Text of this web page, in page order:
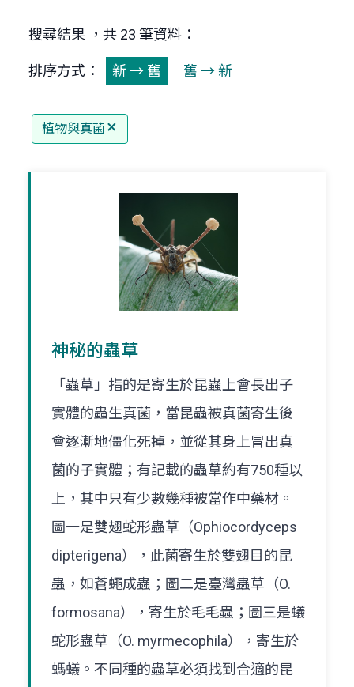
搜尋結果 ，共 23 筆資料：
排序方式： 新 → 舊 舊 → 新
植物與真菌
神秘的蟲草
「蟲草」指的是寄生於昆蟲上會長出子
實體的蟲生真菌，當昆蟲被真菌寄生後
會逐漸地僵化死掉，並從其身上冒出真
菌的子實體；有記載的蟲草約有750種以
上，其中只有少數幾種被當作中藥材。
圖一是雙翅蛇形蟲草（Ophiocordyceps
dipterigena），此菌寄生於雙翅目的昆
蟲，如蒼蠅成蟲；圖二是臺灣蟲草（O.
formosana），寄生於毛毛蟲；圖三是蟻
蛇形蟲草（O. myrmecophila），寄生於
螞蟻。不同種的蟲草必須找到合適的昆